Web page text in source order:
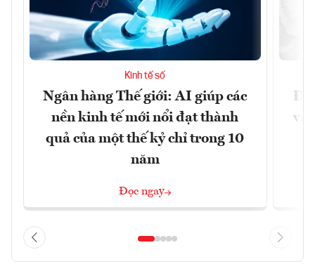
Kinh tế số
Ngân hàng Thế giới: AI giúp các
nền kinh tế mới nổi đạt thành
quả của một thế kỷ chỉ trong 10
năm
Đọc ngay